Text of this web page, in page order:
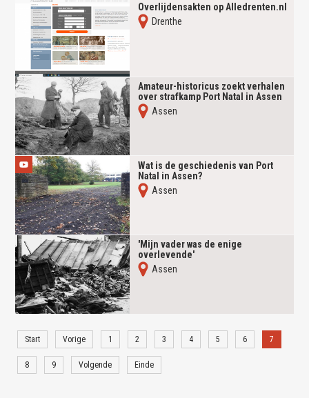
Overlijdensakten op Alledrenten.nl
Drenthe
Amateur-historicus zoekt verhalen
over strafkamp Port Natal in Assen
Assen
Wat is de geschiedenis van Port
Natal in Assen?
Assen
'Mijn vader was de enige
overlevende'
Assen
Start Vorige 1 2 3 4 5 6 7
8 9 Volgende Einde